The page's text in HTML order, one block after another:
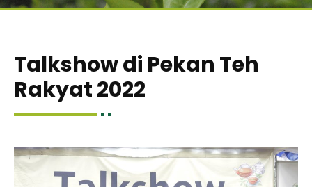
Talkshow di Pekan Teh
Rakyat 2022